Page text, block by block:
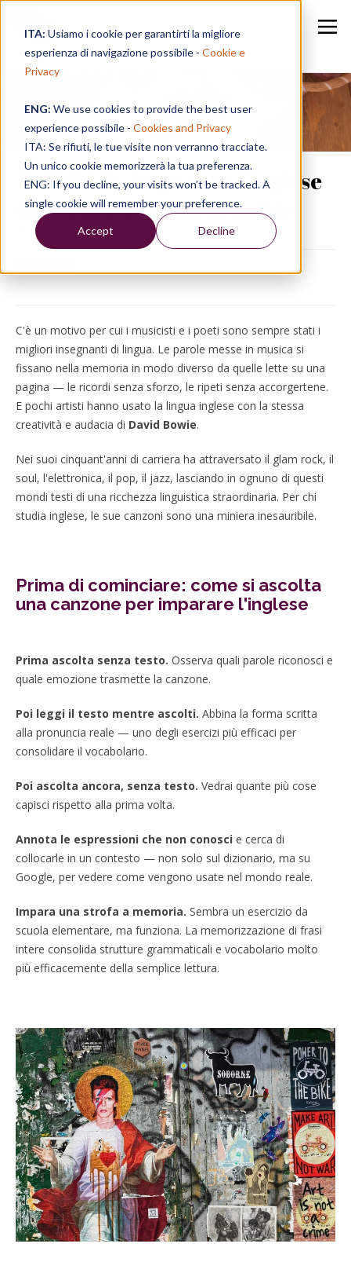
ITA: Usiamo i cookie per garantirti la migliore
esperienza di navigazione possibile - Cookie e
Privacy
ENG: We use cookies to provide the best user
experience possibile - Cookies and Privacy
ITA: Se rifiuti, le tue visite non verranno tracciate.
Un unico cookie memorizzerà la tua preferenza.
ENG: If you decline, your visits won’t be tracked. A
single cookie will remember your preference.
Accept Decline
Speak in a Week
WORD UP | Imparare l'inglese
con la musica: David Bowie
08/05/26, 16:28
C'è un motivo per cui i musicisti e i poeti sono sempre stati i
migliori insegnanti di lingua. Le parole messe in musica si
fissano nella memoria in modo diverso da quelle lette su una
pagina — le ricordi senza sforzo, le ripeti senza accorgertene.
E pochi artisti hanno usato la lingua inglese con la stessa
creatività e audacia di David Bowie.
Nei suoi cinquant'anni di carriera ha attraversato il glam rock, il
soul, l'elettronica, il pop, il jazz, lasciando in ognuno di questi
mondi testi di una ricchezza linguistica straordinaria. Per chi
studia inglese, le sue canzoni sono una miniera inesauribile.
Prima di cominciare: come si ascolta
una canzone per imparare l'inglese
Prima ascolta senza testo. Osserva quali parole riconosci e
quale emozione trasmette la canzone.
Poi leggi il testo mentre ascolti. Abbina la forma scritta
alla pronuncia reale — uno degli esercizi più efficaci per
consolidare il vocabolario.
Poi ascolta ancora, senza testo. Vedrai quante più cose
capisci rispetto alla prima volta.
Annota le espressioni che non conosci e cerca di
collocarle in un contesto — non solo sul dizionario, ma su
Google, per vedere come vengono usate nel mondo reale.
Impara una strofa a memoria. Sembra un esercizio da
scuola elementare, ma funziona. La memorizzazione di frasi
intere consolida strutture grammaticali e vocabolario molto
più efficacemente della semplice lettura.